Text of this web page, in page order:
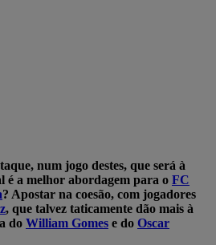
num jogo destes, que será à
a melhor abordagem para o FC
? Apostar na coesão, com jogadores
, que talvez taticamente dão mais à
do William Gomes e do Oscar